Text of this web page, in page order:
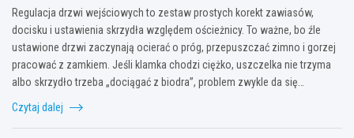
Regulacja drzwi wejściowych to zestaw prostych korekt zawiasów,
docisku i ustawienia skrzydła względem ościeżnicy. To ważne, bo źle
ustawione drzwi zaczynają ocierać o próg, przepuszczać zimno i gorzej
pracować z zamkiem. Jeśli klamka chodzi ciężko, uszczelka nie trzyma
albo skrzydło trzeba „dociągać z biodra”, problem zwykle da się…
Czytaj dalej